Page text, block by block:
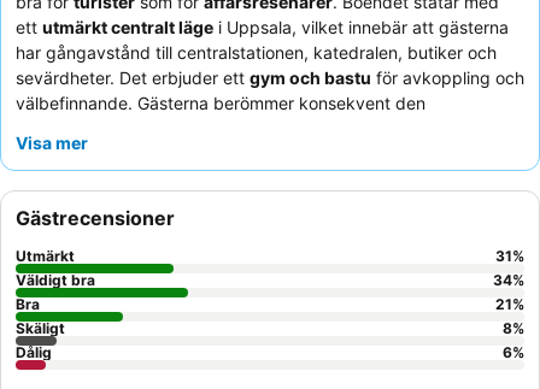
ett utmärkt centralt läge i Uppsala, vilket innebär att gästerna
har gångavstånd till centralstationen, katedralen, butiker och
sevärdheter. Det erbjuder ett gym och bastu för avkoppling och
välbefinnande. Gästerna berömmer konsekvent den
frukostbuffén
upplevelse kan du besöka
över staden.
Visa mer
Gästrecensioner
Utmärkt 31%
Väldigt bra
34%
Bra
21%
Skäligt
8%
Dålig
6%